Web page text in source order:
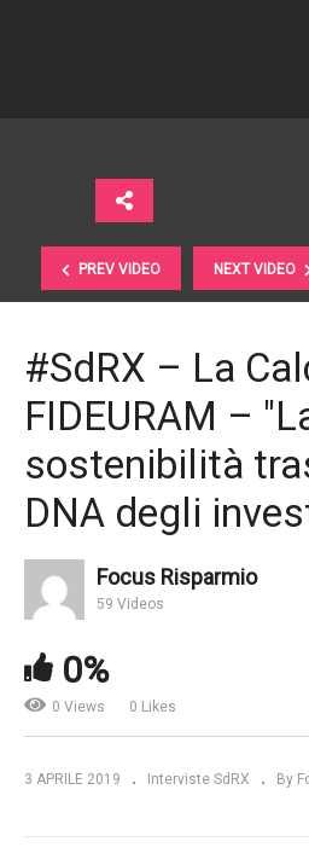
PREV VIDEO NEXT VIDEO
#SdRX – Marchesin – Sella
confermare la sostenibilità
#SdRX – La
FIDEURAM –
sostenibilità
DNA degli
Focus Risparmio
59 Videos
0%
0 Views 0 Likes
3 APRILE 2019 Interviste SdRX By